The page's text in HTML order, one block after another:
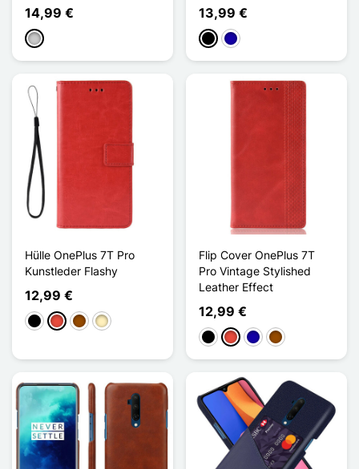
14,99 €
Transparent
13,99 €
SchwarzDunkelblau
Hülle OnePlus 7T Pro
Kunstleder Flashy
12,99 €
Schwarz
Rot BraunGolden
Flip Cover OnePlus 7T
Pro Vintage Stylished
Leather Effect
12,99 €
Schwarz
Rot Dunkelblau
Braun